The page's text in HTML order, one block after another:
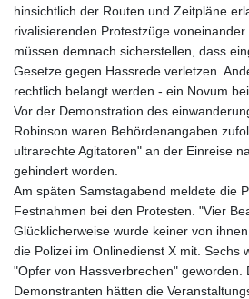
hinsichtlich der Routen und Zeitpläne
rivalisierenden Protestzüge
müssen demnach sicherstellen, dass
Gesetze gegen Hassrede verletzen.
rechtlich belangt werden - ein Novum
Vor der Demonstration des
Robinson waren Behördenangaben
ultrarechte Agitatoren" an der Einreise
gehindert worden.
Am späten Samstagabend meldete die
Festnahmen bei den Protesten. "Vier
Glücklicherweise wurde keiner von
die Polizei im Onlinedienst X mit. Sechs
"Opfer von Hassverbrechen" geworden.
Demonstranten hätten die